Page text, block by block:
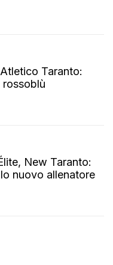
Taranto:
rossoblù
New Taranto:
nuovo allenatore